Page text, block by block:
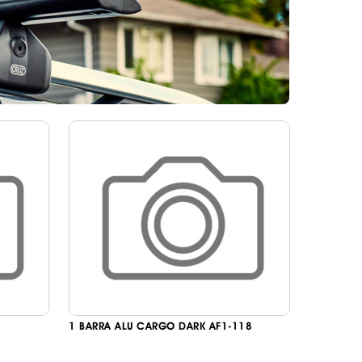
PNEUS
EBC
1 BARRA ALU CARGO DARK AF1-118